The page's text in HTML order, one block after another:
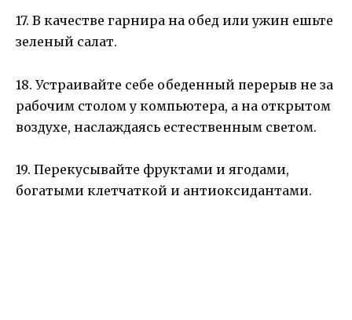
17. В качестве гарнира на обед или ужин ешьте
зеленый салат.
18. Устраивайте себе обеденный перерыв не за
рабочим столом у компьютера, а на открытом
воздухе, наслаждаясь естественным светом.
19. Перекусывайте фруктами и ягодами,
богатыми клетчаткой и антиоксидантами.